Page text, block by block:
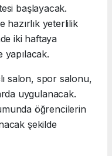
başlayacak.
hazırlık yeterlilik
iki haftaya
yapılacak.
salon, spor salonu,
uygulanacak.
öğrencilerin
şekilde